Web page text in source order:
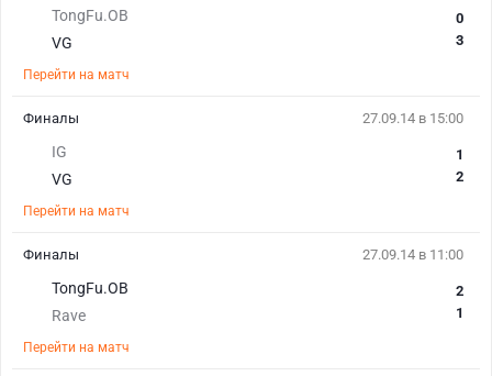
TongFu.OB
VG
0
3
Перейти на матч
27.09.14 в 15:00
IG
VG
1
2
Перейти на матч
Финалы
27.09.14 в 11:00
TongFu.OB
Rave
2
1
Перейти на матч
Финалы